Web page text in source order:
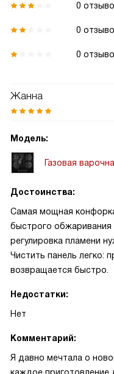
0
0
0
Жанна
Модель:
Газовая
Достоинства:
Самая мощная
быстрого обжаривания
регулировка пламени
Чистить панель легко:
возвращается быстро.
Недостатки:
Нет
Комментарий:
Я давно мечтала о